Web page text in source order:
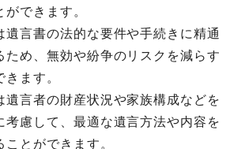
できます。
遺言書の法的な要件や手続きに精通
ため、無効や紛争のリスクを減らす
ます。
遺言者の財産状況や家族構成などを
考慮して、最適な遺言方法や内容を
とができます。